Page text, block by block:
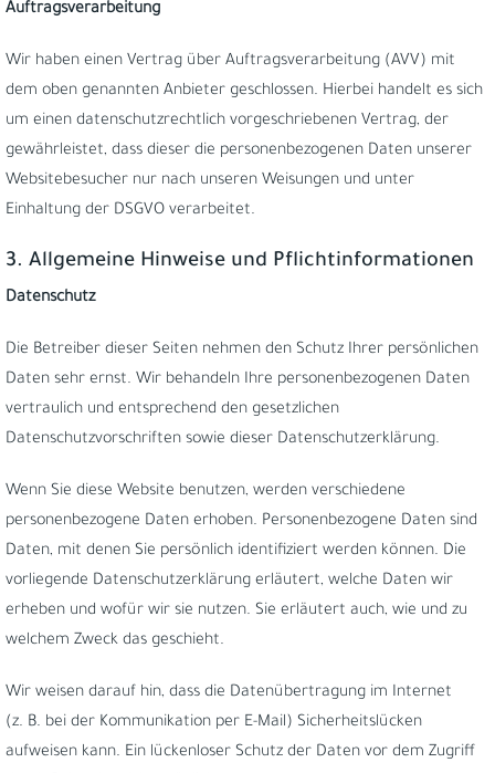
Auftragsverarbeitung
Wir haben einen Vertrag über Auftragsverarbeitung (AVV) mit
dem oben genannten Anbieter geschlossen. Hierbei handelt es sich
um einen datenschutzrechtlich vorgeschriebenen Vertrag, der
gewährleistet, dass dieser die personenbezogenen Daten unserer
Websitebesucher nur nach unseren Weisungen und unter
Einhaltung der DSGVO verarbeitet.
3. Allgemeine Hinweise und Pflicht­informationen
Datenschutz
Die Betreiber dieser Seiten nehmen den Schutz Ihrer persönlichen
Daten sehr ernst. Wir behandeln Ihre personenbezogenen Daten
vertraulich und entsprechend den gesetzlichen
Datenschutzvorschriften sowie dieser Datenschutzerklärung.
Wenn Sie diese Website benutzen, werden verschiedene
personenbezogene Daten erhoben. Personenbezogene Daten sind
Daten, mit denen Sie persönlich identifiziert werden können. Die
vorliegende Datenschutzerklärung erläutert, welche Daten wir
erheben und wofür wir sie nutzen. Sie erläutert auch, wie und zu
welchem Zweck das geschieht.
Wir weisen darauf hin, dass die Datenübertragung im Internet
(z. B. bei der Kommunikation per E-Mail) Sicherheitslücken
aufweisen kann. Ein lückenloser Schutz der Daten vor dem Zugriff